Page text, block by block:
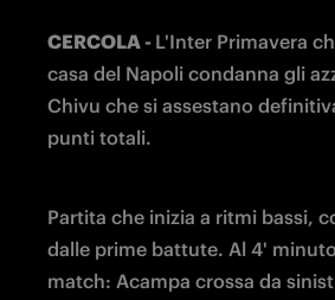
CERCOLA - L'Inter Primavera
casa del Napoli condanna gli
Chivu che si assestano
punti totali.
Partita che inizia a ritmi bassi,
dalle prime battute. Al 4'
match: Acampa crossa da